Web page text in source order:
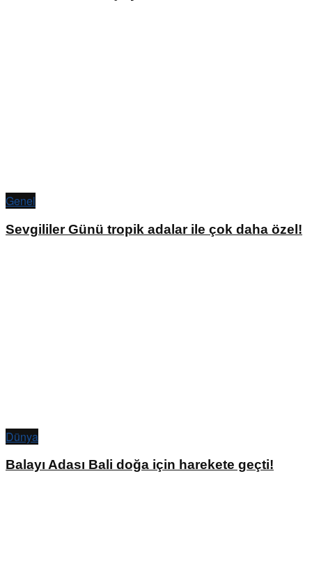
Genel
Sevgililer Günü tropik adalar ile çok daha özel!
Dünya
Balayı Adası Bali doğa için harekete geçti!